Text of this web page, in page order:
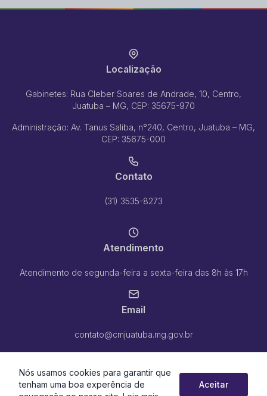
Localização
Gabinetes: Rua Cleber Soares de Andrade, 10, Centro,
Juatuba – MG, CEP: 35675-970
Administração: Av. Tanus Saliba, n°240, Centro, Juatuba – MG,
CEP: 35675-000
Contato
(31) 3535-8273
Atendimento
Atendimento de segunda-feira a sexta-feira das 8h às 17h
Email
contato@cmjuatuba.mg.gov.br
Nós usamos cookies para garantir que
tenham uma boa experência de
Aceitar